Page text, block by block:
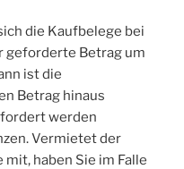
die Kaufbelege bei
geforderte Betrag um
ist die
Betrag hinaus
werden
Vermietet der
haben Sie im Falle